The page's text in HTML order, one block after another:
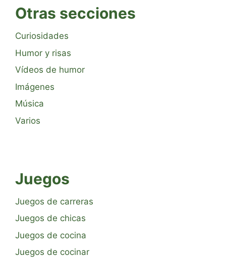
Otras secciones
Curiosidades
Humor y risas
Vídeos de humor
Imágenes
Música
Varios
Juegos
Juegos de carreras
Juegos de chicas
Juegos de cocina
Juegos de cocinar